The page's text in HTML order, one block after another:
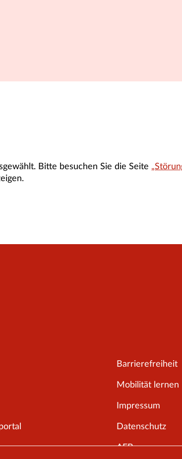
Bitte besuchen Sie die Seite
Barrierefreiheit
Mobilität lernen
Impressum
Datenschutz
AEB